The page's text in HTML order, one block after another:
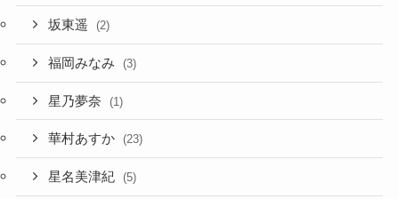
坂東遥 (2)
福岡みなみ (3)
星乃夢奈 (1)
華村あすか (23)
星名美津紀 (5)